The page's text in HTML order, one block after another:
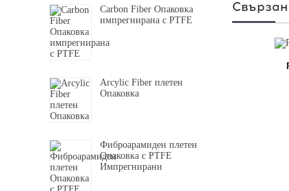
Carbon Fiber Опаковка
импрегнирана с PTFE
Arcylic Fiber плетен
Опаковка
Фиброарамиден плетен
Опаковка с PTFE
Импрегнирани